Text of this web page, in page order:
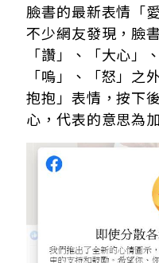
臉書的最新表情「
不少網友發現，臉
「讚」、「大心」
「嗚」、「怒」之
抱抱」表情，按下
心，代表的意思為